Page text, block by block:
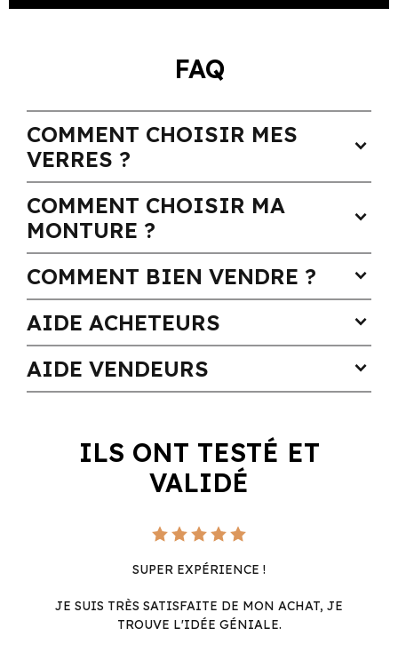
FAQ
COMMENT CHOISIR MES
VERRES ?
expand_more
COMMENT CHOISIR MA
MONTURE ?
expand_more
COMMENT BIEN VENDRE ? expand_more
AIDE ACHETEURS expand_more
AIDE VENDEURS expand_more
ILS ONT TESTÉ ET
VALIDÉ
SUPER EXPÉRIENCE !
JE SUIS TRÈS SATISFAITE DE MON ACHAT, JE
TROUVE L'IDÉE GÉNIALE.